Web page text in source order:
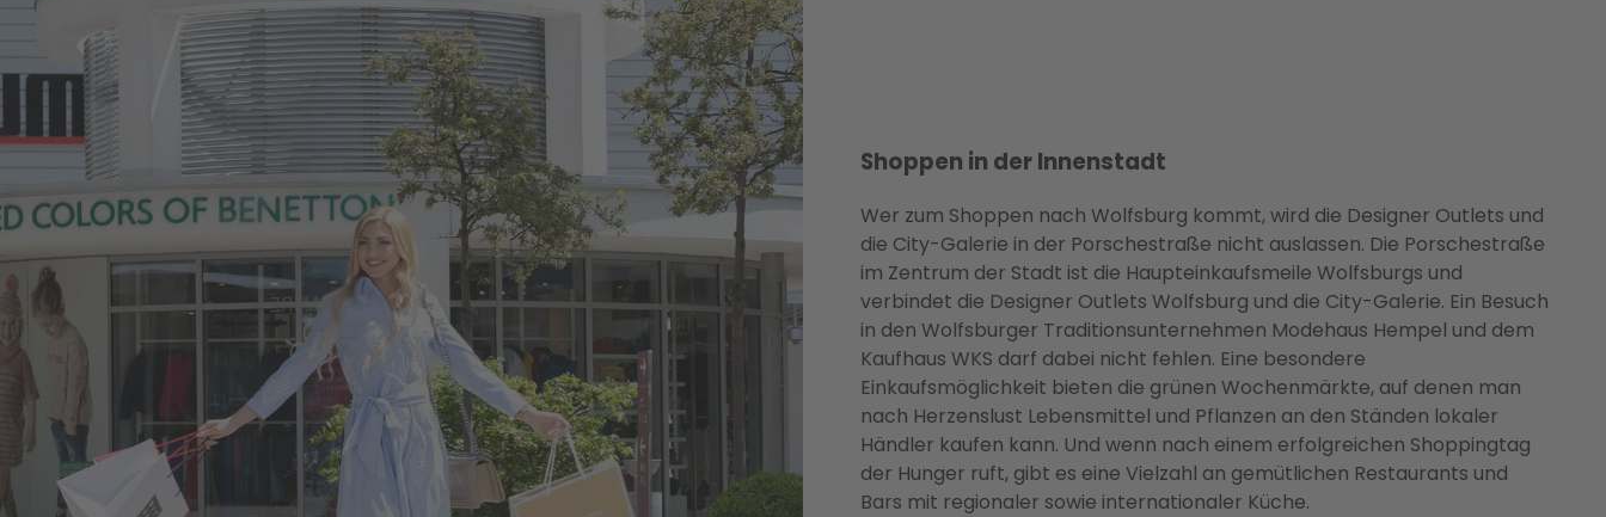
Shoppen in der Innenstadt
Wer zum Shoppen nach Wolfsburg kommt, wird die Designer Outlets und
die City-Galerie in der Porschestraße nicht auslassen. Die Porschestraße
im Zentrum der Stadt ist die Haupteinkaufsmeile Wolfsburgs und
verbindet die Designer Outlets Wolfsburg und die City-Galerie. Ein Besuch
in den Wolfsburger Traditionsunternehmen Modehaus Hempel und dem
Kaufhaus WKS darf dabei nicht fehlen. Eine besondere
Einkaufsmöglichkeit bieten die grünen Wochenmärkte, auf denen man
nach Herzenslust Lebensmittel und Pflanzen an den Ständen lokaler
Händler kaufen kann. Und wenn nach einem erfolgreichen Shoppingtag
der Hunger ruft, gibt es eine Vielzahl an gemütlichen Restaurants und
Bars mit regionaler sowie internationaler Küche.